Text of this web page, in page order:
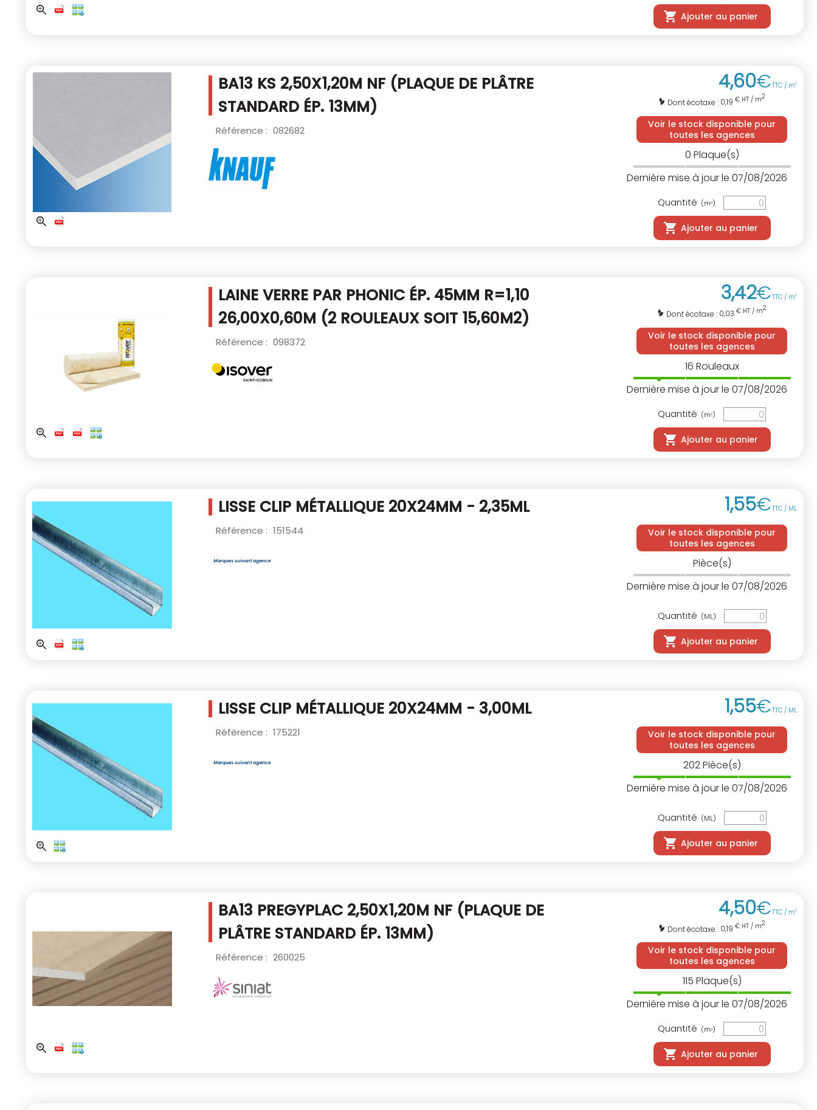
Ajouter au panier
BA13 KS 2,50X1,20M NF (PLAQUE DE PLÂTRE
STANDARD ÉP. 13MM)
Référence : 082682
4,60€TTC / m2
Dont écotaxe : 0,19 € HT / m2
Voir le stock disponible pour
toutes les agences
0 Plaque(s)
Dernière mise à jour le 07/08/2026
Quantité (m2)
Ajouter au panier
LAINE VERRE PAR PHONIC ÉP. 45MM R=1,10
26,00X0,60M (2 ROULEAUX SOIT 15,60M2)
Référence : 098372
3,42€TTC / m2
Dont écotaxe : 0,03 € HT / m2
Voir le stock disponible pour
toutes les agences
16 Rouleaux
Dernière mise à jour le 07/08/2026
Quantité (m2)
Ajouter au panier
LISSE CLIP MÉTALLIQUE 20X24MM - 2,35ML
Référence : 151544
1,55€TTC / ML
Voir le stock disponible pour
toutes les agences
Pièce(s)
Dernière mise à jour le 07/08/2026
Quantité (ML)
Ajouter au panier
LISSE CLIP MÉTALLIQUE 20X24MM - 3,00ML
Référence : 175221
1,55€TTC / ML
Voir le stock disponible pour
toutes les agences
202Pièce(s)
Dernière mise à jour le 07/08/2026
Quantité (ML)
Ajouter au panier
BA13 PREGYPLAC 2,50X1,20M NF (PLAQUE DE
PLÂTRE STANDARD ÉP. 13MM)
Référence : 260025
4,50€TTC / m2
Dont écotaxe : 0,19 € HT / m2
Voir le stock disponible pour
toutes les agences
115 Plaque(s)
Dernière mise à jour le 07/08/2026
Quantité (m2)
Ajouter au panier